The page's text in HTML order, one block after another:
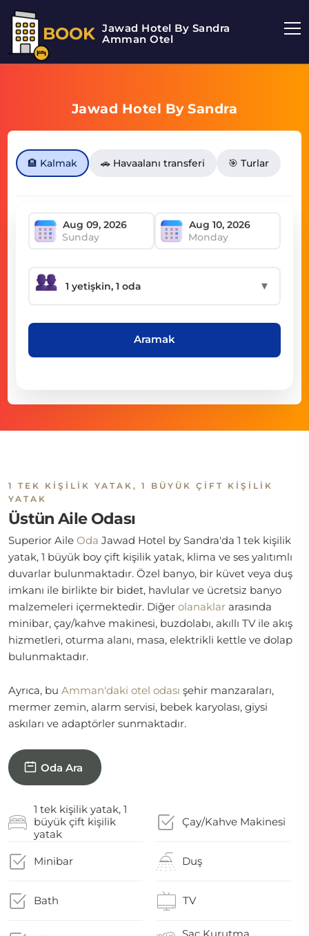
BOOK Jawad Hotel By Sandra
Amman Otel
Jawad Hotel By Sandra
🏨 Kalmak 🚗 Havaalanı transferi 🎯 Turlar
Sunday Monday
▼
Aramak
1 TEK KIŞILIK YATAK, 1 BÜYÜK ÇIFT KIŞILIK
YATAK
Üstün Aile Odası
Superior Aile Oda Jawad Hotel by Sandra'da 1 tek kişilik
yatak, 1 büyük boy çift kişilik yatak, klima ve ses yalıtımlı
duvarlar bulunmaktadır. Özel banyo, bir küvet veya duş
imkanı ile birlikte bir bidet, havlular ve ücretsiz banyo
malzemeleri içermektedir. Diğer olanaklar arasında
minibar, çay/kahve makinesi, buzdolabı, akıllı TV ile akış
hizmetleri, oturma alanı, masa, elektrikli kettle ve dolap
bulunmaktadır.
Ayrıca, bu Amman'daki otel odası şehir manzaraları,
mermer zemin, alarm servisi, bebek karyolası, giysi
askıları ve adaptörler sunmaktadır.
Oda Ara
1 tek kişilik yatak, 1
büyük çift kişilik
yatak
Çay/Kahve Makinesi
Minibar Duş
Bath TV